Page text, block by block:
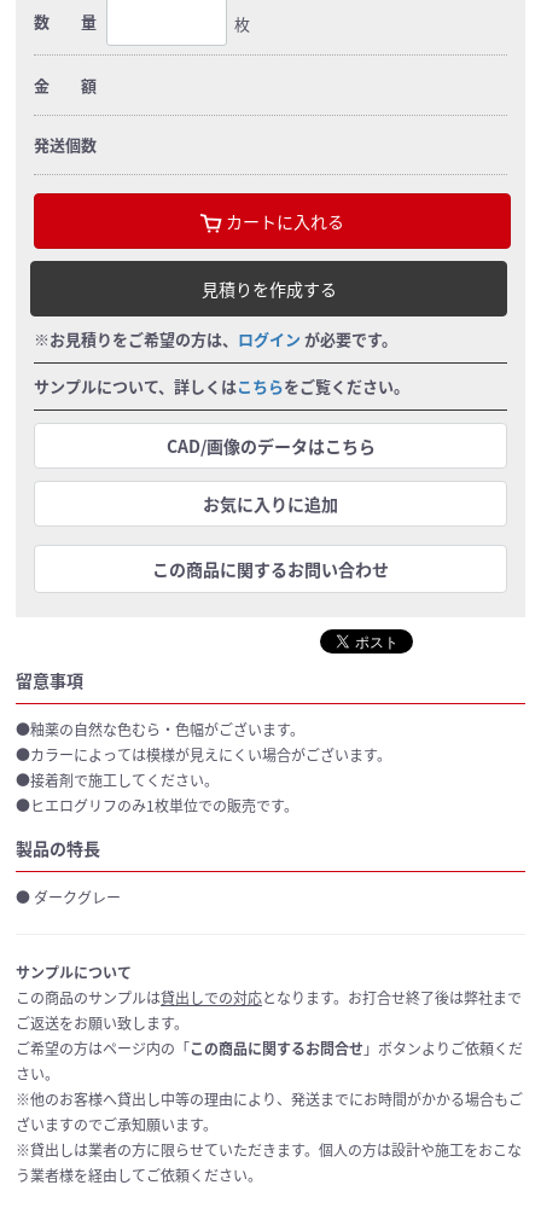
数 量
枚
金 額
発送個数
カートに入れる
見積りを作成する
※お見積りをご希望の方は、 ログイン が必要です。
サンプルについて、詳しくはこちらをご覧ください。
CAD/画像のデータはこちら
お気に入りに追加
この商品に関するお問い合わせ
留意事項
●釉薬の自然な色むら・色幅がございます。
●カラーによっては模様が見えにくい場合がございます。
●接着剤で施工してください。
●ヒエログリフのみ1枚単位での販売です。
製品の特長
● ダークグレー
サンプルについて
この商品のサンプルは貸出しでの対応となります。お打合せ終了後は弊社まで
ご返送をお願い致します。
ご希望の方はページ内の「この商品に関するお問合せ 」ボタンよりご依頼くだ
さい。
※他のお客様へ貸出し中等の理由により、発送までにお時間がかかる場合もご
ざいますのでご承知願います。
※貸出しは業者の方に限らせていただきます。個人の方は設計や施工をおこな
う業者様を経由してご依頼ください。